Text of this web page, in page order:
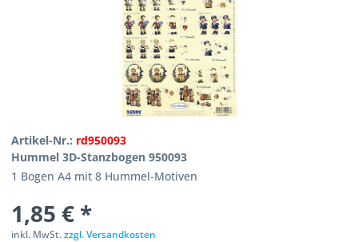
Artikel-Nr.: rd950093
Hummel 3D-Stanzbogen 950093
1 Bogen A4 mit 8 Hummel-Motiven
1,85 € *
inkl. MwSt.zzgl. Versandkosten